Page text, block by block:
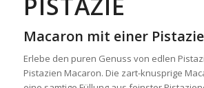
Macaron mit einer
Erlebe den puren Genuss von edlen
Pistazien Macaron. Die zart-knusprige